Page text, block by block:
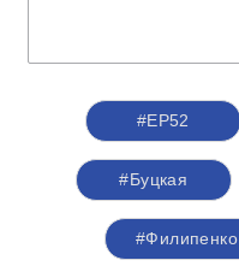
#ЕР52
#Буцкая
#Филипенко